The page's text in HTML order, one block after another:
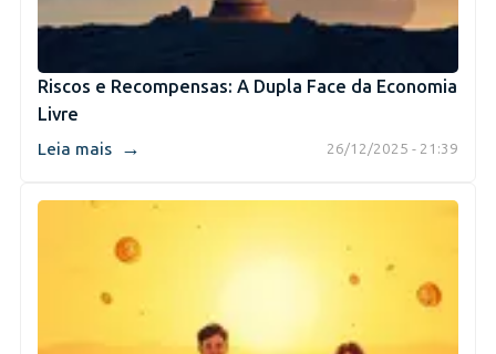
Riscos e Recompensas: A Dupla Face da Economia
Livre
26/12/2025 - 21:39
Leia mais →